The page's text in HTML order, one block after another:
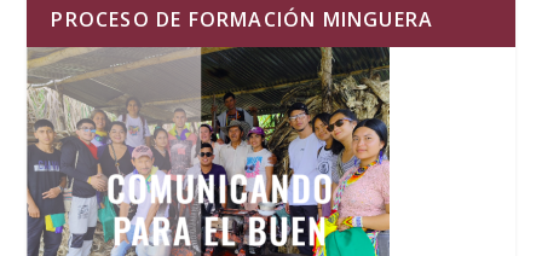
PROCESO DE FORMACIÓN MINGUERA